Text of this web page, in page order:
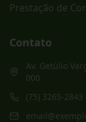
Prestação de
Contato
Av. Getúlio
000
(75) 3265-2843